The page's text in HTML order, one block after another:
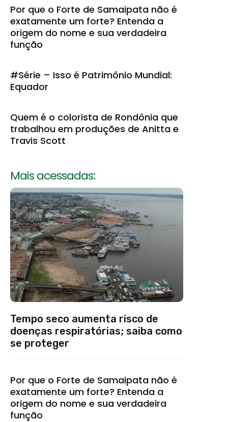
Por que o Forte de Samaipata não é
exatamente um forte? Entenda a
origem do nome e sua verdadeira
função
#Série – Isso é Patrimônio Mundial:
Equador
Quem é o colorista de Rondônia que
trabalhou em produções de Anitta e
Travis Scott
Mais acessadas:
Tempo seco aumenta risco de
doenças respiratórias; saiba como
se proteger
Por que o Forte de Samaipata não é
exatamente um forte? Entenda a
origem do nome e sua verdadeira
função